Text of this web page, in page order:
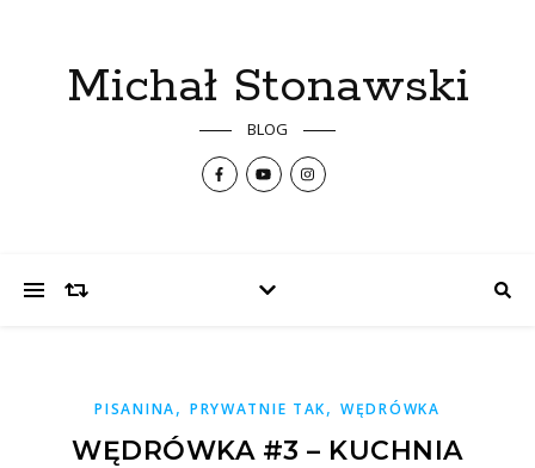
Michał Stonawski
BLOG
PISANINA, PRYWATNIE TAK,WĘDRÓWKA
WĘDRÓWKA #3 – KUCHNIA